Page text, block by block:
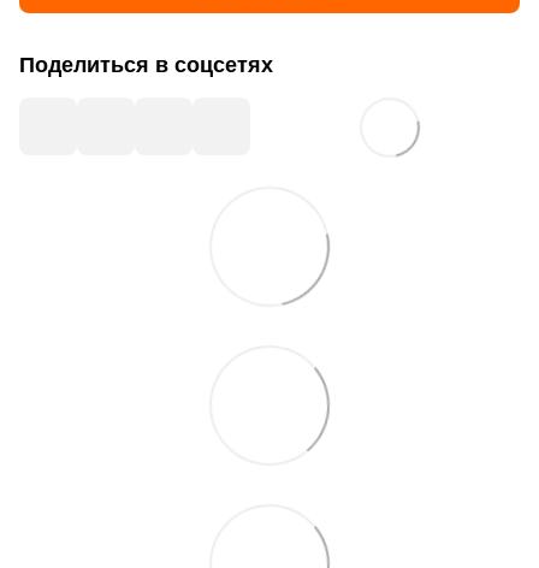
Поделиться в соцсетях